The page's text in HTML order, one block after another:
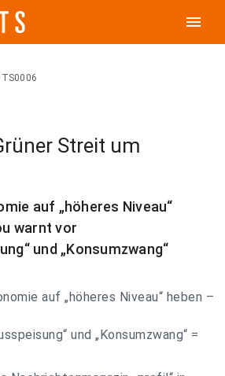
menu
Streit um
auf „höheres Niveau“
warnt vor
und „Konsumzwang“
auf „höheres Niveau“ heben –
und „Konsumzwang“ =